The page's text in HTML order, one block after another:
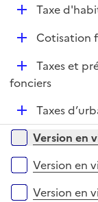
p
l
i
e
r
D
e
Taxe
D
l
r
Cotisation
D
é
e
r
Taxes et
fonciers
D
é
p
e
Taxes
Versions sur la
Version en
Version en
Version en